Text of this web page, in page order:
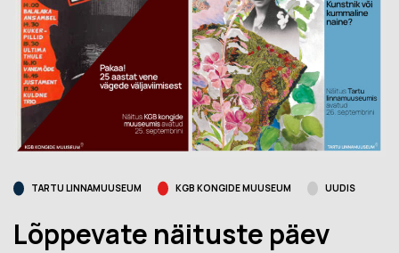
TARTU LINNAMUUSEUM KGB KONGIDE MUUSEUM UUDIS
Lõppevate näituste päev